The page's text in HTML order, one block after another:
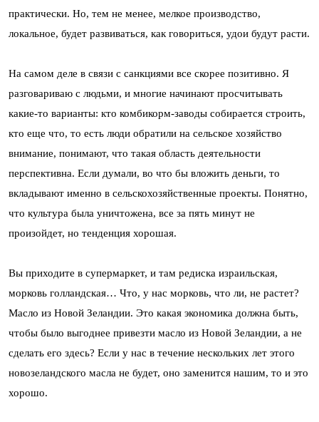
практически. Но, тем не менее, мелкое производство,
локальное, будет развиваться, как говориться, удои будут расти.
На самом деле в связи с санкциями все скорее позитивно. Я
разговариваю с людьми, и многие начинают просчитывать
какие-то варианты: кто комбикорм-заводы собирается строить,
кто еще что, то есть люди обратили на сельское хозяйство
внимание, понимают, что такая область деятельности
перспективна. Если думали, во что бы вложить деньги, то
вкладывают именно в сельскохозяйственные проекты. Понятно,
что культура была уничтожена, все за пять минут не
произойдет, но тенденция хорошая.
Вы приходите в супермаркет, и там редиска израильская,
морковь голландская… Что, у нас морковь, что ли, не растет?
Масло из Новой Зеландии. Это какая экономика должна быть,
чтобы было выгоднее привезти масло из Новой Зеландии, а не
сделать его здесь? Если у нас в течение нескольких лет этого
новозеландского масла не будет, оно заменится нашим, то и это
хорошо.